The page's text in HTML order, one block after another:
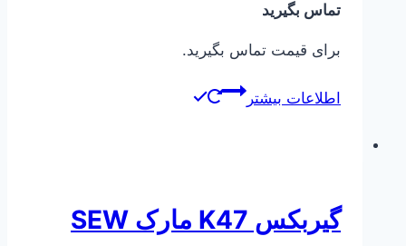
تماس بگیرید
برای قیمت تماس بگیرید.
اطلاعات بیشتر
گیربکس K47 مارک SEW